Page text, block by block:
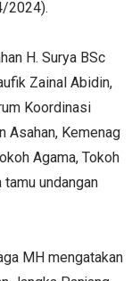
2024).
H. Surya BSc
Zainal Abidin,
Koordinasi
Asahan, Kemenag
Agama, Tokoh
undangan
MH mengatakan